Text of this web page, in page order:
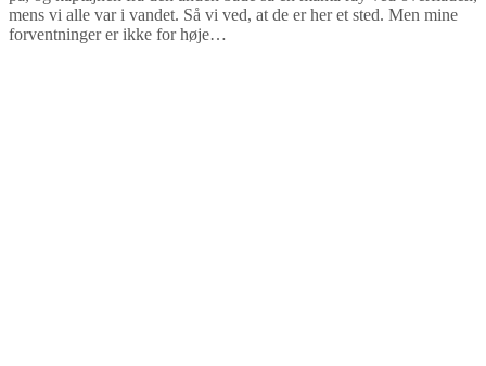
mens vi alle var i vandet. Så vi ved, at de er her et sted. Men mine
forventninger er ikke for høje…